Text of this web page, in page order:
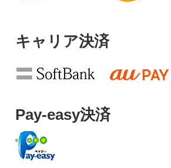
キャリア決済
Pay-easy決済